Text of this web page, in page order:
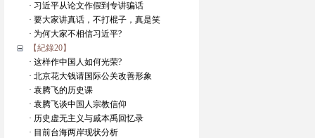
· 习近平从论文作假到专讲骗话
· 要大家讲真话，不打棍子，真是笑
· 为何大家不相信习近平?
【紀錄20】
· 这样作中国人如何光荣?
· 北京花大钱请国际公关改善形象
· 袁腾飞的历史课
· 袁腾飞谈中国人宗教信仰
· 历史虚无主义与戚本禹回忆录
· 目前台海两岸现状分析